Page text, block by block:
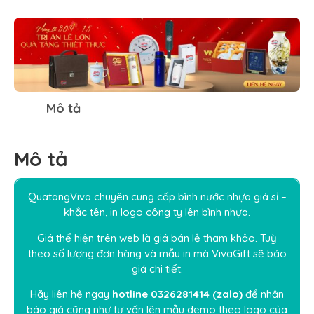
Mô tả
Mô tả
QuatangViva chuyên cung cấp bình nước nhựa giá sỉ –
khắc tên, in logo công ty lên bình nhựa.
Giá thể hiện trên web là giá bán lẻ tham khảo. Tuỳ
theo số lượng đơn hàng và mẫu in mà VivaGiftsẽ báo
giá chi tiết.
Hãy liên hệ ngay hotline 0326281414 (zalo) để nhận
báo giá cũng như tư vấn lên mẫu demo theo logo của